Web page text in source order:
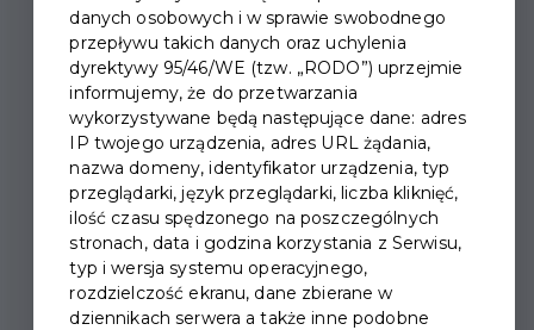
NARODOWE CZYTANIE
DZIEŁ JANA
KOCHANOWSKIEGO
W malowniczym ogrodzie Książnicy Płockiej, na tle
eklektycznej, zabytkowej kamienicy z 1902 roku,
wyczarujemy elementy renesansowej scenografii
rodem z Czarnolasu,
danych osobowych i w sprawie swobodnego
przepływu takich danych oraz uchylenia
dyrektywy 95/46/WE (tzw. „RODO”) uprzejmie
informujemy, że do przetwarzania
wykorzystywane będą następujące dane: adres
IP twojego urządzenia, adres URL żądania,
nazwa domeny, identyfikator urządzenia, typ
przeglądarki, język przeglądarki, liczba kliknięć,
ilość czasu spędzonego na poszczególnych
stronach, data i godzina korzystania z Serwisu,
typ i wersja systemu operacyjnego,
rozdzielczość ekranu, dane zbierane w
dziennikach serwera a także inne podobne